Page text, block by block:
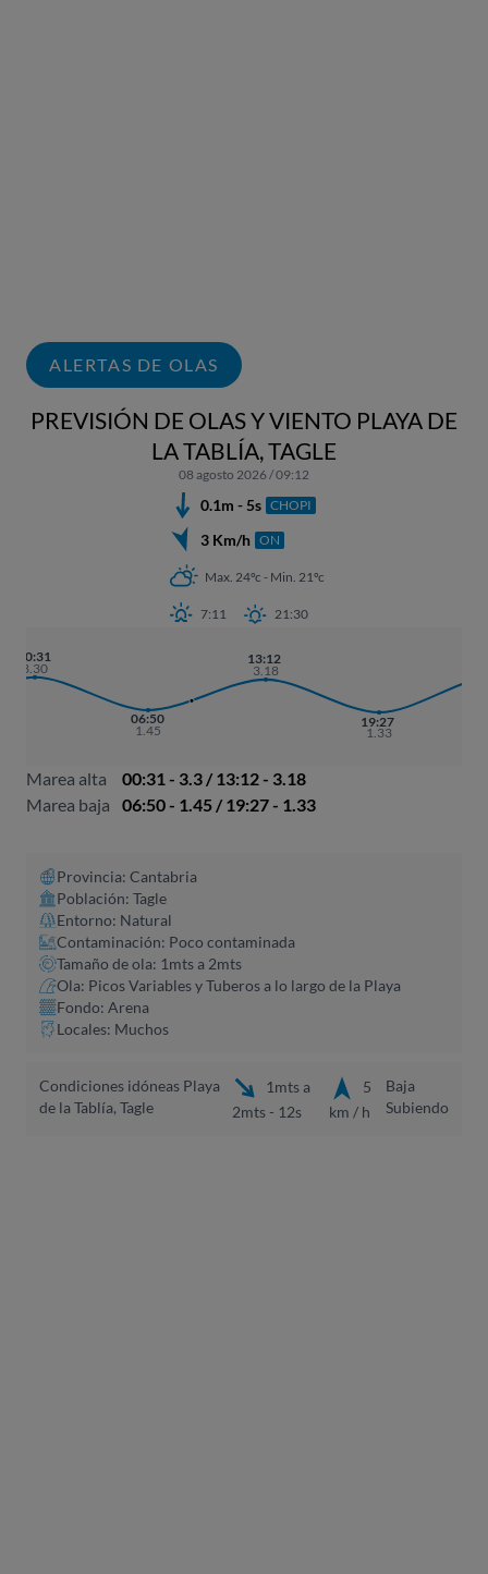
ALERTAS DE OLAS
PREVISIÓN DE OLAS Y VIENTO PLAYA DE
LA TABLÍA, TAGLE
08 agosto 2026 / 09:12
0.1m - 5s CHOPI
3 Km/h ON
Max. 24ºc - Min. 21ºc
7:11 21:30
00:31
3.30
06:50
1.45
13:12
3.18
19:27
1.33
Marea alta
00:31 - 3.3 / 13:12 - 3.18
Marea baja
06:50 - 1.45 / 19:27 - 1.33
Provincia: Cantabria
Población: Tagle
Entorno: Natural
Contaminación: Poco contaminada
Tamaño de ola: 1mts a 2mts
Ola: Picos Variables y Tuberos a lo largo de la Playa
Fondo: Arena
Locales: Muchos
Condiciones idóneas Playa
de la Tablía, Tagle
1mts a
2mts - 12s
5
km / h
Baja
Subiendo